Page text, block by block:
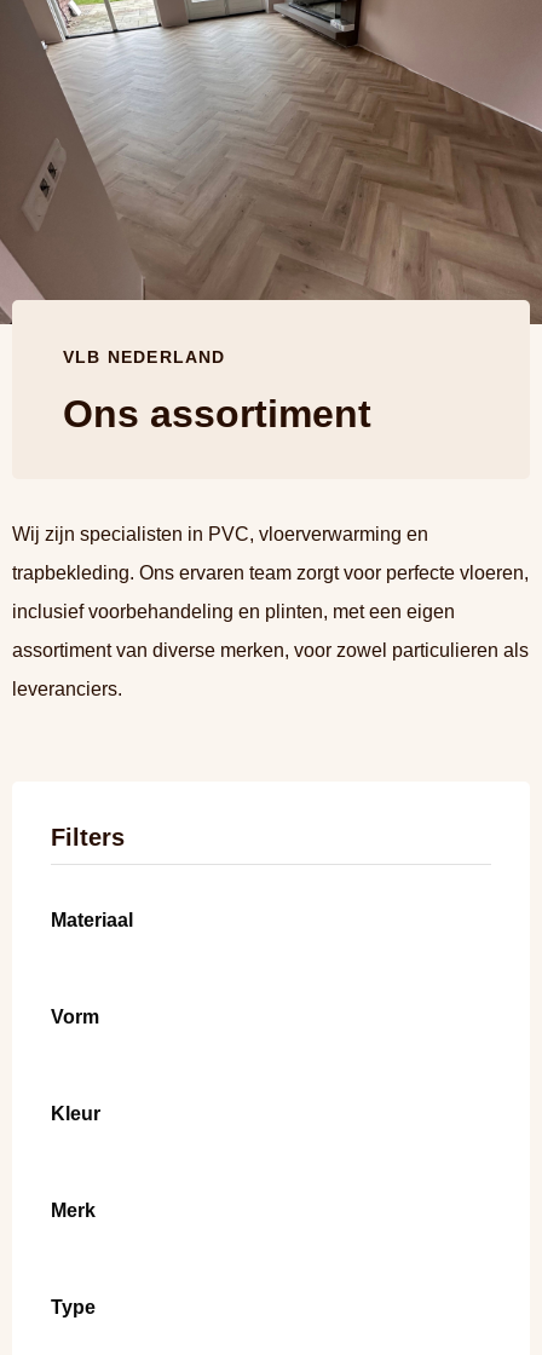
VLB NEDERLAND
Ons assortiment
Wij zijn specialisten in PVC, vloerverwarming en
trapbekleding. Ons ervaren team zorgt voor perfecte vloeren,
inclusief voorbehandeling en plinten, met een eigen
assortiment van diverse merken, voor zowel particulieren als
leveranciers.
Filters
Materiaal
Vorm
Kleur
Merk
Type